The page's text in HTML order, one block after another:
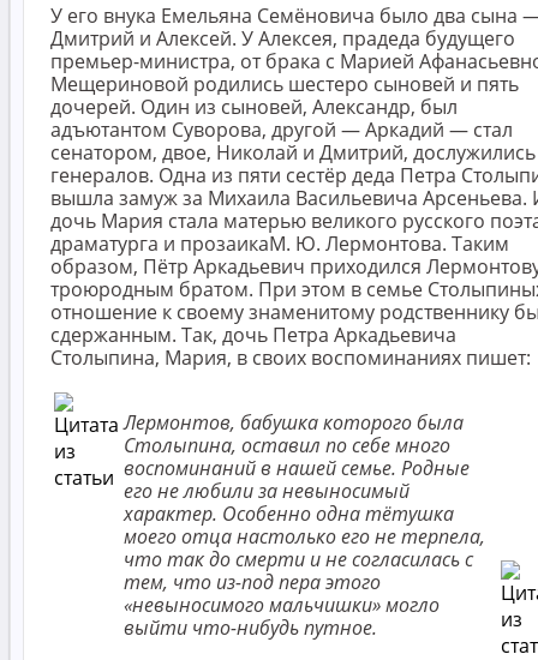
У его внука Емельяна Семёновича было два сына
Дмитрий и Алексей. У Алексея, прадеда будущего
премьер-министра, от брака с Марией
Мещериновой родились шестеро сыновей и пять
дочерей. Один из сыновей, Александр, был
адъютантом Суворова, другой — Аркадий — стал
сенатором, двое, Николай и Дмитрий,
генералов. Одна из пяти сестёр деда Петра
вышла замуж за Михаила Васильевича Арсеньева.
дочь Мария стала матерью великого русского
драматурга и прозаикаМ. Ю. Лермонтова. Таким
образом, Пётр Аркадьевич приходился
троюродным братом. При этом в семье
отношение к своему знаменитому родственнику
сдержанным. Так, дочь Петра Аркадьевича
Столыпина, Мария, в своих воспоминаниях пишет:
Лермонтов, бабушка которого была
Столыпина, оставил по себе много
воспоминаний в нашей семье. Родные
его не любили за невыносимый
характер. Особенно одна тётушка
моего отца настолько его не терпела,
что так до смерти и не согласилась с
тем, что из-под пера этого
«невыносимого мальчишки» могло
выйти что-нибудь путное.